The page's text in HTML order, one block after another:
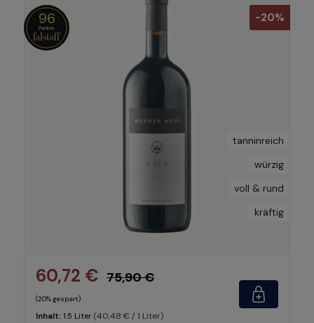
-20%
96
tanninreich
würzig
voll & rund
kräftig
60,72 € 75,90 €
(20% gespart)
Inhalt: 1.5 Liter (40,48 € / 1 Liter)